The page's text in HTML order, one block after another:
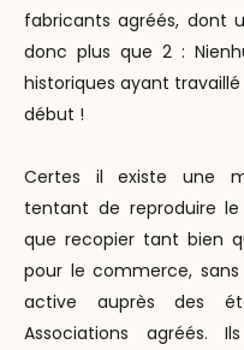
fabricants agréés, dont
donc plus que 2 :
historiques ayant
début !
Certes il existe une
tentant de reproduire
que recopier tant bien
pour le commerce,
active auprès des
Associations agréés.